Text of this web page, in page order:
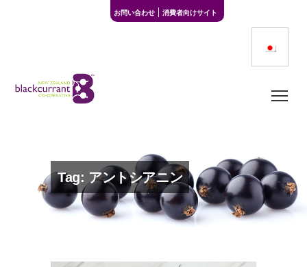
お問い合わせ 消費者向けサイト
Tag: アントシアニン